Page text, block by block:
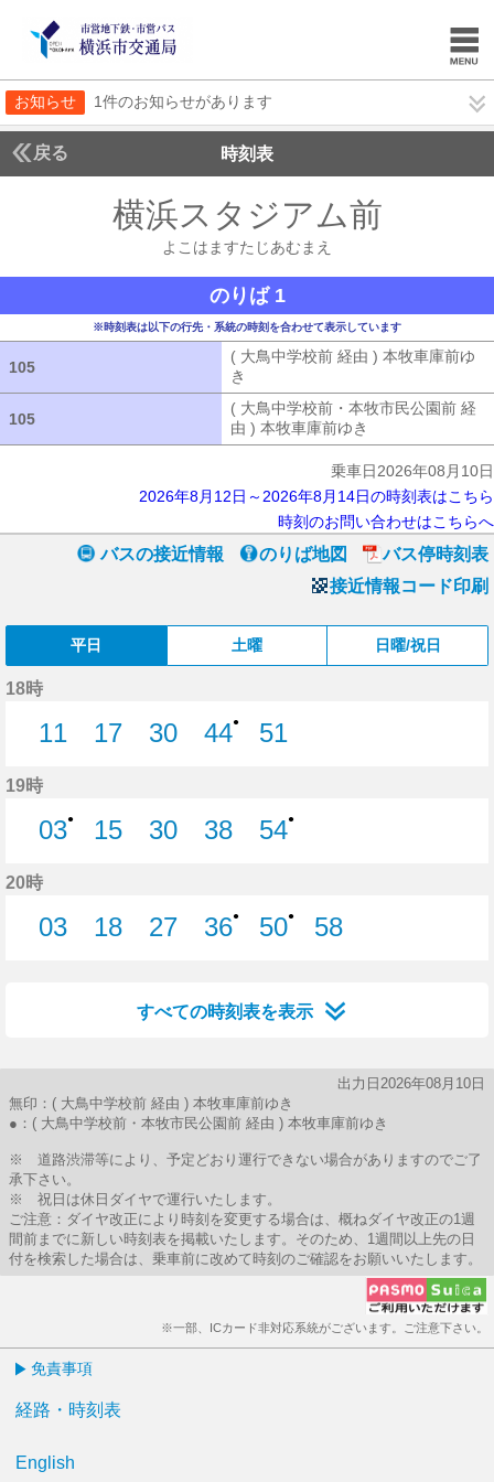
お知らせ 1件のお知らせがあります
戻る 時刻表
横浜スタジアム前
よこはますたじあむまえ
のりば 1
※時刻表は以下の行先・系統の時刻を合わせて表示しています
105
( 大鳥中学校前 経由 ) 本牧車庫前ゆ
き
105
( 大鳥中学校前・本牧市民公園前 経
由 ) 本牧車庫前ゆき
乗車日2026年08月10日
2026年8月12日～2026年8月14日の時刻表はこちら
時刻のお問い合わせはこちらへ
バスの接近情報 のりば地図
バス停時刻表
接近情報コード印刷
平日 土曜 日曜/祝日
18時
11
17
30
44●
51
19時
03●
15
30
38
54●
20時
03
18
27
36●
50●
58
すべての時刻表を表示
出力日2026年08月10日
無印：( 大鳥中学校前 経由 ) 本牧車庫前ゆき
●：( 大鳥中学校前・本牧市民公園前 経由 ) 本牧車庫前ゆき
※ 道路渋滞等により、予定どおり運行できない場合がありますのでご了
承下さい。
※ 祝日は休日ダイヤで運行いたします。
ご注意：ダイヤ改正により時刻を変更する場合は、概ねダイヤ改正の1週
間前までに新しい時刻表を掲載いたします。そのため、1週間以上先の日
付を検索した場合は、乗車前に改めて時刻のご確認をお願いいたします。
※一部、ICカード非対応系統がございます。ご注意下さい。
免責事項
経路・時刻表
English